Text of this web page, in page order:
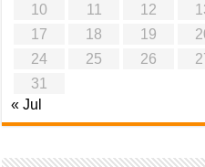
10
11 12
17
18 19
24
25 26
31
« Jul